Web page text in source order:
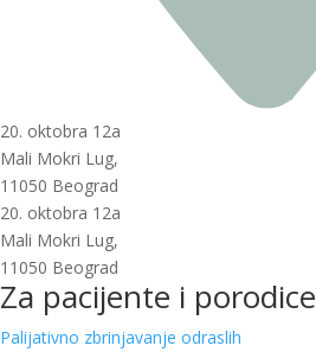
20. oktobra 12a
Mali Mokri Lug,
11050 Beograd
20. oktobra 12a
Mali Mokri Lug,
11050 Beograd
Za pacijente i porodice
Palijativno zbrinjavanje odraslih